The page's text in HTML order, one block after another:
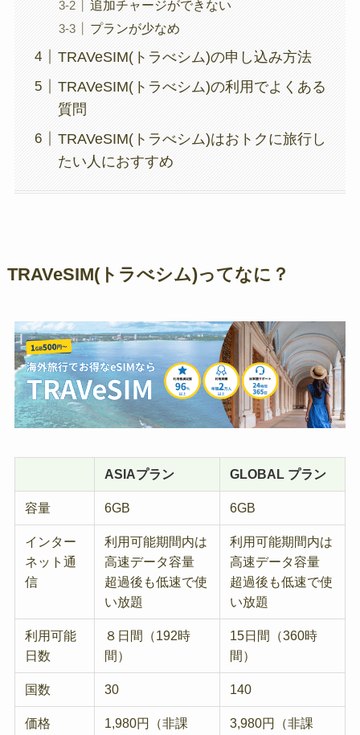
追加チャージができない
プランが少なめ
TRAVeSIM(トラべシム)の申し込み方法
TRAVeSIM(トラべシム)の利用でよくある
質問
TRAVeSIM(トラべシム)はおトクに旅行し
たい人におすすめ
TRAVeSIM(トラべシム)ってなに？
ASIAプラン GLOBAL プラン
容量 6GB 6GB
インター
ネット通
信
利用可能期間内は
高速データ容量
超過後も低速で使
い放題
利用可能期間内は
高速データ容量
超過後も低速で使
い放題
利用可能
日数
８日間（192時
間）
15日間（360時
間）
国数 30 140
価格
1,980円（非課
3,980円（非課